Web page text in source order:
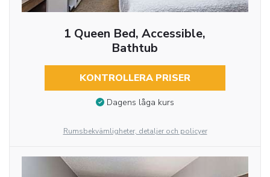
1 Queen Bed, Accessible,
Bathtub
KONTROLLERA PRISER
Dagens låga kurs
Rumsbekvämligheter, detaljer och policyer